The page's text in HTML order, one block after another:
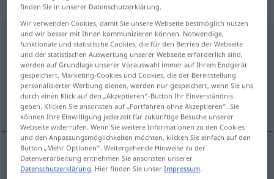
„Phase“: Femininum, weiblich
Phase f
Übersicht aller Übersetzungen
(Für mehr Details die Übersetzung anklicken/antippen)
fase
fase Phasea. EL
finden Sie in unserer Datenschutzerklärung.
Wir verwenden Cookies, damit Sie unsere Webseite bestmöglich nutzen
und wir besser mit Ihnen kommunizieren können. Notwendige,
funktionale und statistische Cookies, die für den Betrieb der Webseite
und der statistischen Auswertung unserer Webseite erforderlich sind,
werden auf Grundlage unserer Vorauswahl immer auf Ihrem Endgerät
gespeichert. Marketing-Cookies und Cookies, die der Bereitstellung
personalisierter Werbung dienen, werden nur gespeichert, wenn Sie uns
durch einen Klick auf den „Akzeptieren“-Button Ihr Einverständnis
geben. Klicken Sie ansonsten auf „Fortfahren ohne Akzeptieren“. Sie
können Ihre Einwilligung jederzeit für zukünftige Besuche unserer
Webseite widerrufen. Wenn Sie weitere Informationen zu den Cookies
und den Anpassungsmöglichkeiten möchten, klicken Sie einfach auf den
Button „Mehr Optionen“. Weitergehende Hinweise zu der
Datenverarbeitung entnehmen Sie ansonsten unserer
Datenschutzerklärung. Hier finden Sie unserImpressum.